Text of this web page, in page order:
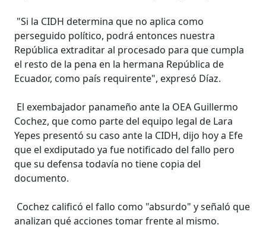
"Si la CIDH determina que no aplica como
perseguido político, podrá entonces nuestra
República extraditar al procesado para que cumpla
el resto de la pena en la hermana República de
Ecuador, como país requirente", expresó Díaz.
El exembajador panameño ante la OEA Guillermo
Cochez, que como parte del equipo legal de Lara
Yepes presentó su caso ante la CIDH, dijo hoy a Efe
que el exdiputado ya fue notificado del fallo pero
que su defensa todavía no tiene copia del
documento.
Cochez calificó el fallo como "absurdo" y señaló que
analizan qué acciones tomar frente al mismo.